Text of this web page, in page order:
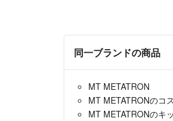
同一ブランドの商品
MT METATRON
MT METATRONのコ
MT METATRONのキ